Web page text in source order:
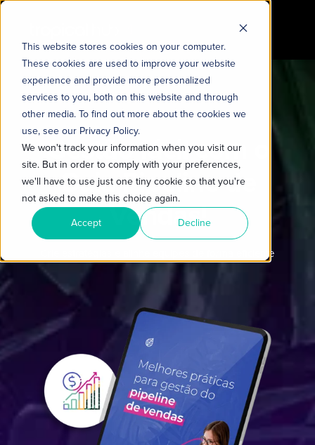
This website stores cookies on your computer.
These cookies are used to improve your website
experience and provide more personalized
services to you, both on this website and through
other media. To find out more about the cookies we
use, see our Privacy Policy.
We won't track your information when you visit our
site. But in order to comply with your preferences,
we'll have to use just one tiny cookie so that you're
not asked to make this choice again.
Accept Decline
Gestão fácil com o
Guia Pipeline de
Vendas!
Crie estratégias e alinhe equipes de forma eficiente